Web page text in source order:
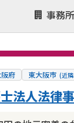
事務
府 東大阪市 (近
法人法律